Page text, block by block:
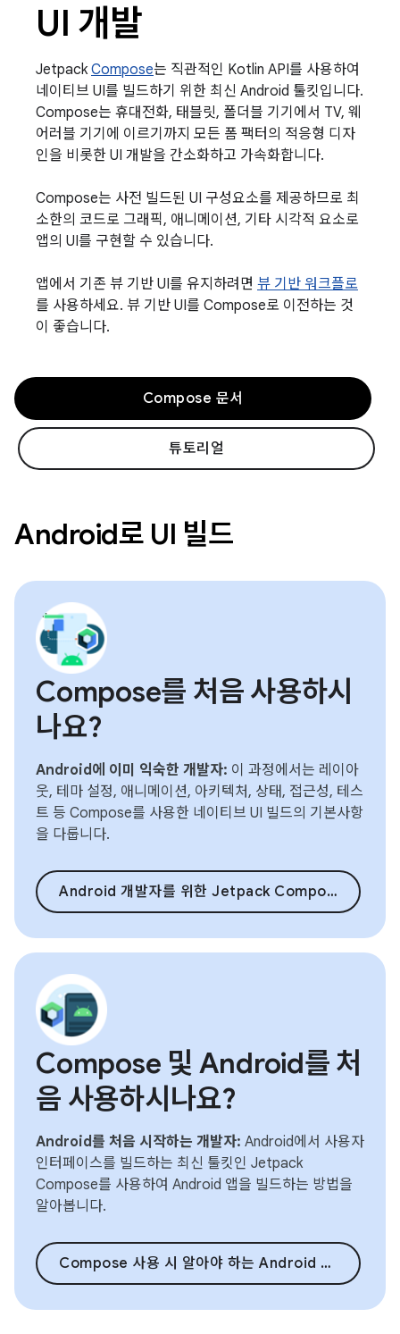
UI 개발
Jetpack Compose는 직관적인 Kotlin API를 사용하여
네이티브 UI를 빌드하기 위한 최신 Android 툴킷입니다.
Compose는 휴대전화, 태블릿, 폴더블 기기에서 TV, 웨
어러블 기기에 이르기까지 모든 폼 팩터의 적응형 디자
인을 비롯한 UI 개발을 간소화하고 가속화합니다.
Compose는 사전 빌드된 UI 구성요소를 제공하므로 최
소한의 코드로 그래픽, 애니메이션, 기타 시각적 요소로
앱의 UI를 구현할 수 있습니다.
앱에서 기존 뷰 기반 UI를 유지하려면 뷰 기반 워크플로
를 사용하세요. 뷰 기반 UI를 Compose로 이전하는 것
이 좋습니다.
Compose 문서
튜토리얼
Android로 UI 빌드
Compose를 처음 사용하시
나요?
Android에 이미 익숙한 개발자: 이 과정에서는 레이아
웃, 테마 설정, 애니메이션, 아키텍처, 상태, 접근성, 테스
트 등 Compose를 사용한 네이티브 UI 빌드의 기본사항
을 다룹니다.
Android 개발자를 위한 Jetpack Compose
Compose 및 Android를 처
음 사용하시나요?
Android를 처음 시작하는 개발자: Android에서 사용자
인터페이스를 빌드하는 최신 툴킷인 Jetpack
Compose를 사용하여 Android 앱을 빌드하는 방법을
알아봅니다.
Compose 사용 시 알아야 하는 Android 기본사항